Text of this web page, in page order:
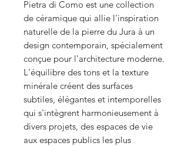
Pietra di Como est une collection
de céramique qui allie l'inspiration
naturelle de la pierre du Jura à un
design contemporain, spécialement
conçue pour l'architecture moderne.
L'équilibre des tons et la texture
minérale créent des surfaces
subtiles, élégantes et intemporelles
qui s'intègrent harmonieusement à
divers projets, des espaces de vie
aux espaces publics les plus